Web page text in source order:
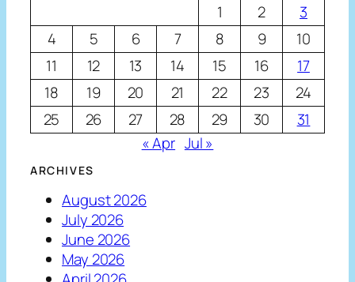
1
2
3
4
5 6 7 8 9
10
11
12 13 14 15 16
17
18
19 20 21 22 23
24
25
26 27 28 29 30
31
« Apr Jul »
ARCHIVES
August 2026
July 2026
June 2026
May 2026